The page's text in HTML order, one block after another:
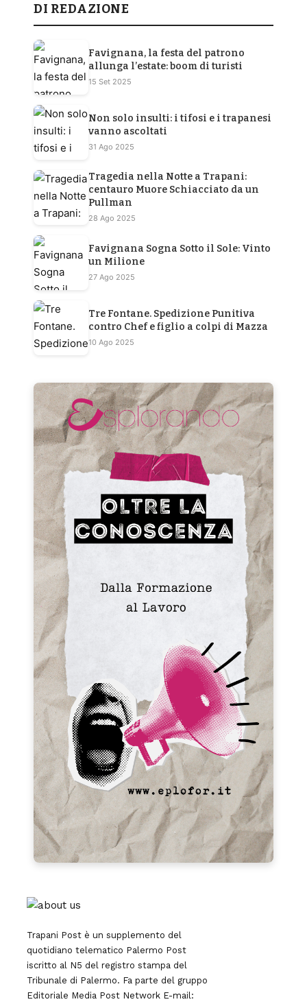
DI REDAZIONE
Favignana, la festa del patrono
allunga l’estate: boom di turisti
15 Set 2025
Non solo insulti: i tifosi e i trapanesi
vanno ascoltati
31 Ago 2025
Tragedia nella Notte a Trapani:
centauro Muore Schiacciato da un
Pullman
28 Ago 2025
Favignana Sogna Sotto il Sole: Vinto
un Milione
27 Ago 2025
Tre Fontane. Spedizione Punitiva
contro Chef e figlio a colpi di Mazza
10 Ago 2025
Trapani Post è un supplemento del
quotidiano telematico Palermo Post
iscritto al N5 del registro stampa del
Tribunale di Palermo. Fa parte del gruppo
Editoriale Media Post Network E-mail: